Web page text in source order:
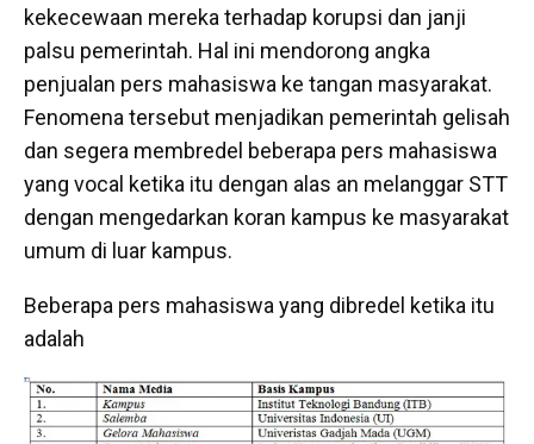
kekecewaan mereka terhadap korupsi dan janji
palsu pemerintah. Hal ini mendorong angka
penjualan pers mahasiswa ke tangan masyarakat.
Fenomena tersebut menjadikan pemerintah gelisah
dan segera membredel beberapa pers mahasiswa
yang vocal ketika itu dengan alas an melanggar STT
dengan mengedarkan koran kampus ke masyarakat
umum di luar kampus.
Beberapa pers mahasiswa yang dibredel ketika itu
adalah